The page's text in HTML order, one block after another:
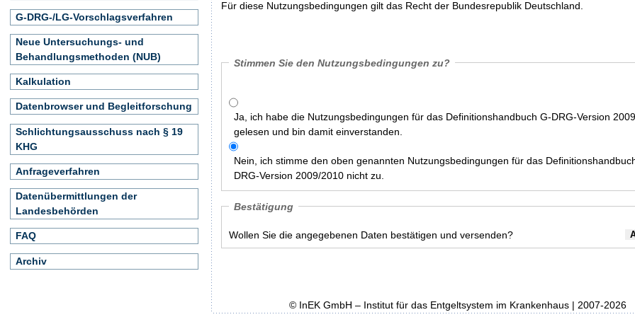
Für diese Nutzungsbedingungen gilt das Recht der Bundesrepublik Deutschland.
Stimmen Sie den Nutzungsbedingungen zu?
Ja, ich habe die Nutzungsbedingungen für das Definitionshandbuch G-DRG-Version
gelesen und bin damit einverstanden.
Nein, ich stimme den oben genannten Nutzungsbedingungen für das
DRG-Version 2009/2010 nicht zu.
Bestätigung
Wollen Sie die angegebenen Daten bestätigen und versenden?
G-DRG-/LG-Vorschlagsverfahren
Neue Untersuchungs- und
Behandlungsmethoden (NUB)
Kalkulation
Datenbrowser und Begleitforschung
Schlichtungsausschuss nach § 19
KHG
Anfrageverfahren
Datenübermittlungen der
Landesbehörden
FAQ
Archiv
© InEK GmbH – Institut für das Entgeltsystem im Krankenhaus | 2007-2026